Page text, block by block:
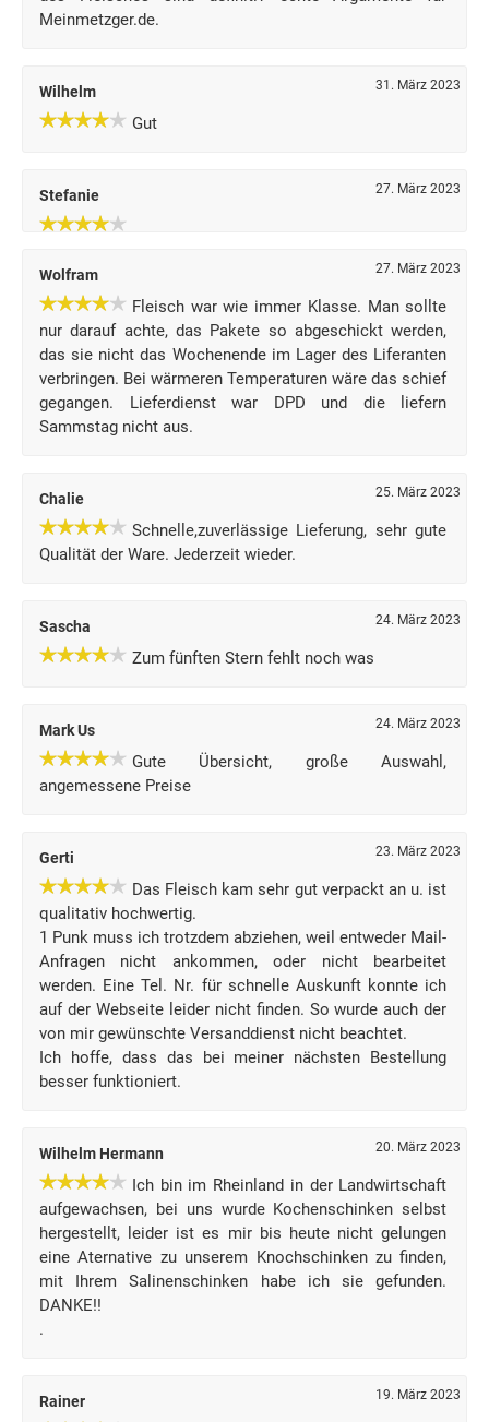
Meinmetzger.de.
Wilhelm 31. März 2023
Gut
Stefanie 27. März 2023
Wolfram 27. März 2023
Fleisch war wie immer Klasse. Man sollte
nur darauf achte, das Pakete so abgeschickt werden,
das sie nicht das Wochenende im Lager des Liferanten
verbringen. Bei wärmeren Temperaturen wäre das schief
gegangen. Lieferdienst war DPD und die liefern
Sammstag nicht aus.
Chalie 25. März 2023
Schnelle,zuverlässige Lieferung, sehr gute
Qualität der Ware. Jederzeit wieder.
Sascha 24. März 2023
Zum fünften Stern fehlt noch was
Mark Us 24. März 2023
Gute Übersicht, große Auswahl,
angemessene Preise
Gerti 23. März 2023
Das Fleisch kam sehr gut verpackt an u. ist
qualitativ hochwertig.
1 Punk muss ich trotzdem abziehen, weil entweder Mail-
Anfragen nicht ankommen, oder nicht bearbeitet
werden. Eine Tel. Nr. für schnelle Auskunft konnte ich
auf der Webseite leider nicht finden. So wurde auch der
von mir gewünschte Versanddienst nicht beachtet.
Ich hoffe, dass das bei meiner nächsten Bestellung
besser funktioniert.
Wilhelm Hermann 20. März 2023
Ich bin im Rheinland in der Landwirtschaft
aufgewachsen, bei uns wurde Kochenschinken selbst
hergestellt, leider ist es mir bis heute nicht gelungen
eine Aternative zu unserem Knochschinken zu finden,
mit Ihrem Salinenschinken habe ich sie gefunden.
DANKE!!
.
Rainer 19. März 2023